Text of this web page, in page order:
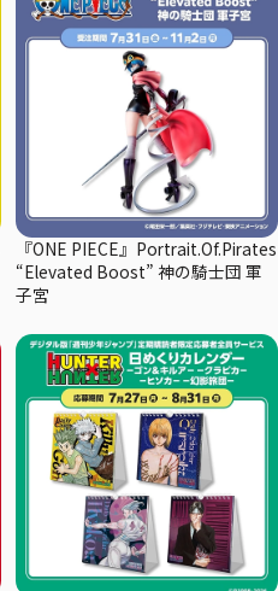
『ONE PIECE』Portrait.Of.Pirates
“Elevated Boost” 神の騎士団 軍
子宮